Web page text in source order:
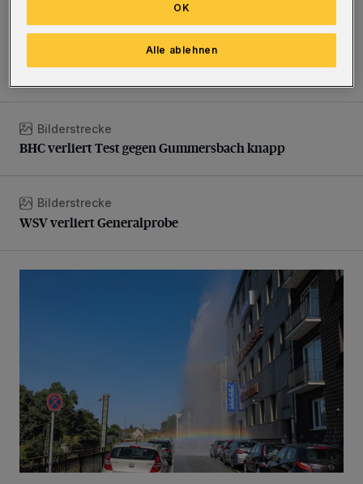
Sommer in der Elberfelder City
BHC verliert Test gegen Gummersbach knapp
Bilderstrecke
BHC verliert Test gegen Gummersbach knapp
WSV verliert Generalprobe
Bilderstrecke
WSV verliert Generalprobe
Alle ablehnen
OK